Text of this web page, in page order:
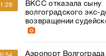
ВКСС отказала сыну
волгоградского экс-
возвращении
Аэропорт Волгограда